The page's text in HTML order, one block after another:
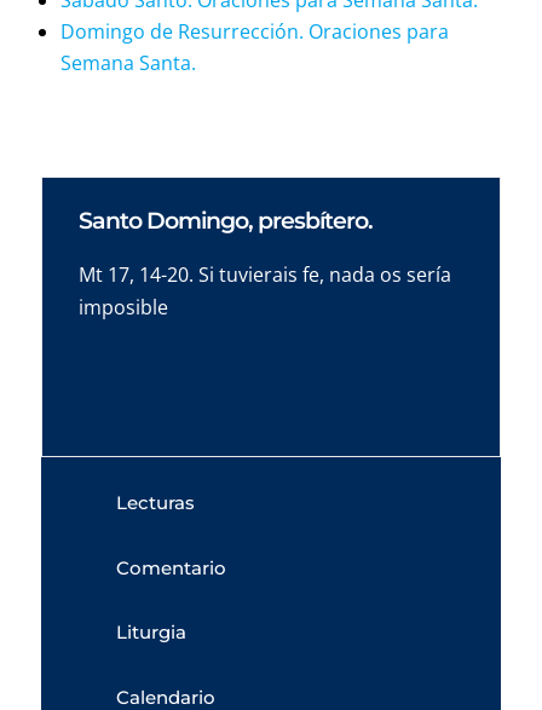
Domingo de Resurrección. Oraciones para
Semana Santa.
Santo Domingo, presbítero.
Mt 17, 14-20. Si tuvierais fe, nada os sería
imposible
Lecturas
Comentario
Liturgia
Calendario